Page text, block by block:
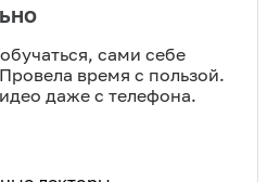
сами себе
время с пользой.
даже с телефона.